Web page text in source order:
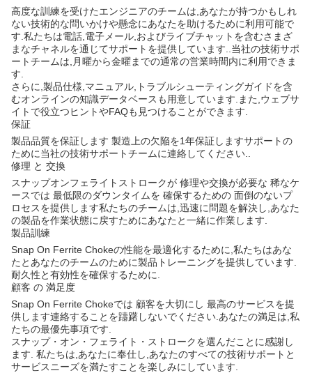
高度な訓練を受けたエンジニアのチームは,あなたが持つかもしれ
ない技術的な問いかけや懸念にあなたを助けるために利用可能で
す.私たちは電話,電子メール,およびライブチャットを含むさまざ
まなチャネルを通じてサポートを提供しています..当社の技術サポ
ートチームは,月曜から金曜までの通常の営業時間内に利用できま
す.
さらに,製品仕様,マニュアル,トラブルシューティングガイドを含
むオンラインの知識データベースも用意しています.また,ウェブサ
イトで役立つヒントやFAQも見つけることができます.
保証
製品品質を保証します 製造上の欠陥を1年保証しますサポートの
ために当社の技術サポートチームに連絡してください..
修理 と 交換
スナップオンフェライトストロークが 修理や交換が必要な 稀なケ
ースでは 最低限のダウンタイムを 確保するための 面倒のないプ
ロセスを提供します私たちのチームは,迅速に問題を解決し,あなた
の製品を作業状態に戻すためにあなたと一緒に作業します.
製品訓練
Snap On Ferrite Chokeの性能を最適化するために,私たちはあな
たとあなたのチームのために製品トレーニングを提供しています.
耐久性と有効性を確保するために.
顧客 の 満足度
Snap On Ferrite Chokeでは 顧客を大切にし 最高のサービスを提
供します連絡することを躊躇しないでください.あなたの満足は,私
たちの最優先事項です.
スナップ・オン・フェライト・ストロークを選んだことに感謝し
ます. 私たちは,あなたに奉仕し,あなたのすべての技術サポートと
サービスニーズを満たすことを楽しみにしています.